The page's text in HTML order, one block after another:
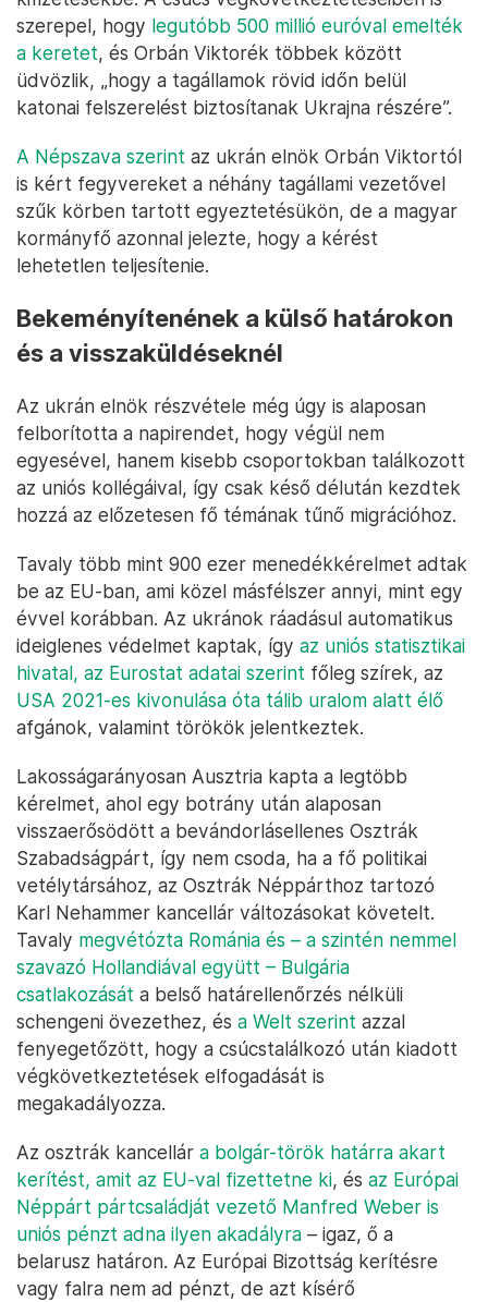
szerepel, hogy legutóbb 500 millió euróval emelték
a keretet, és Orbán Viktorék többek között
üdvözlik, „hogy a tagállamok rövid időn belül
katonai felszerelést biztosítanak Ukrajna részére”.
A Népszava szerint az ukrán elnök Orbán Viktortól
is kért fegyvereket a néhány tagállami vezetővel
szűk körben tartott egyeztetésükön, de a magyar
kormányfő azonnal jelezte, hogy a kérést
lehetetlen teljesítenie.
Bekeményítenének a külső határokon
és a visszaküldéseknél
Az ukrán elnök részvétele még úgy is alaposan
felborította a napirendet, hogy végül nem
egyesével, hanem kisebb csoportokban találkozott
az uniós kollégáival, így csak késő délután kezdtek
hozzá az előzetesen fő témának tűnő migrációhoz.
Tavaly több mint 900 ezer menedékkérelmet adtak
be az EU-ban, ami közel másfélszer annyi, mint egy
évvel korábban. Az ukránok ráadásul automatikus
ideiglenes védelmet kaptak, így az uniós statisztikai
hivatal, az Eurostat adatai szerint főleg szírek, az
USA 2021-es kivonulása óta tálib uralom alatt élő
afgánok, valamint törökök jelentkeztek.
Lakosságarányosan Ausztria kapta a legtöbb
kérelmet, ahol egy botrány után alaposan
visszaerősödött a bevándorlásellenes Osztrák
Szabadságpárt, így nem csoda, ha a fő politikai
vetélytársához, az Osztrák Néppárthoz tartozó
Karl Nehammer kancellár változásokat követelt.
Tavaly megvétózta Románia és – a szintén nemmel
szavazó Hollandiával együtt – Bulgária
csatlakozását a belső határellenőrzés nélküli
schengeni övezethez, és a Welt szerint azzal
fenyegetőzött, hogy a csúcstalálkozó után kiadott
végkövetkeztetések elfogadását is
megakadályozza.
Az osztrák kancellár a bolgár-török határra akart
kerítést, amit az EU-val fizettetne ki, és az Európai
Néppárt pártcsaládját vezető Manfred Weber is
uniós pénzt adna ilyen akadályra – igaz, ő a
belarusz határon. Az Európai Bizottság kerítésre
vagy falra nem ad pénzt, de azt kísérő